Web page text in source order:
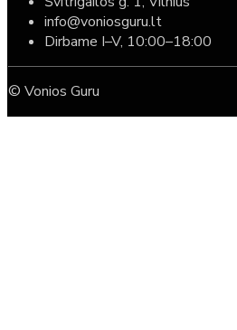
info@voniosguru.lt
Dirbame I–V, 10:00–18:00
© Vonios Guru